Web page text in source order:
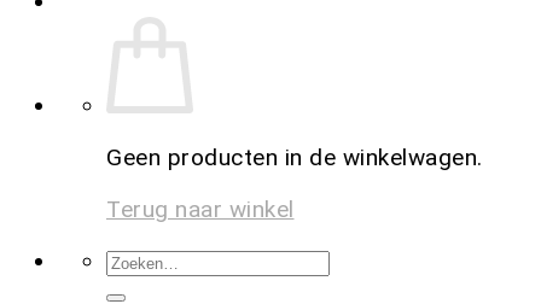
Geen producten in de winkelwagen.
Terug naar winkel